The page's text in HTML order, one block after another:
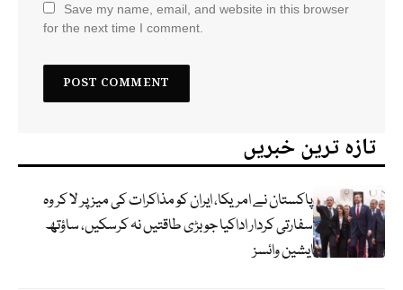
Save my name, email, and website in this browser
for the next time I comment.
تازہ ترین خبریں
پاکستان نے امریکا، ایران کو مذاکرات کی میز پر لا کر وہ
سفارتی کردار اداکیا جو بڑی طاقتیں نہ کرسکیں، ساؤتھ
ایشین وائسز